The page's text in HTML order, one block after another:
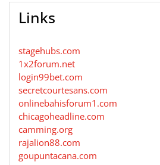
Links
stagehubs.com
1x2forum.net
login99bet.com
secretcourtesans.com
onlinebahisforum1.com
chicagoheadline.com
camming.org
rajalion88.com
goupuntacana.com